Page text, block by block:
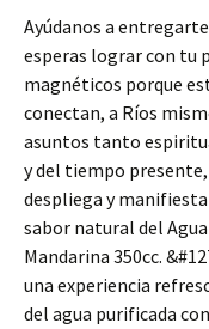
Ayúdanos a
esperas lograr con tu
magnéticos porque
conectan, a Ríos
asuntos tanto
y del tiempo presente,
despliega y manifiesta
sabor natural del
Mandarina 350cc.
una experiencia
del agua purificada